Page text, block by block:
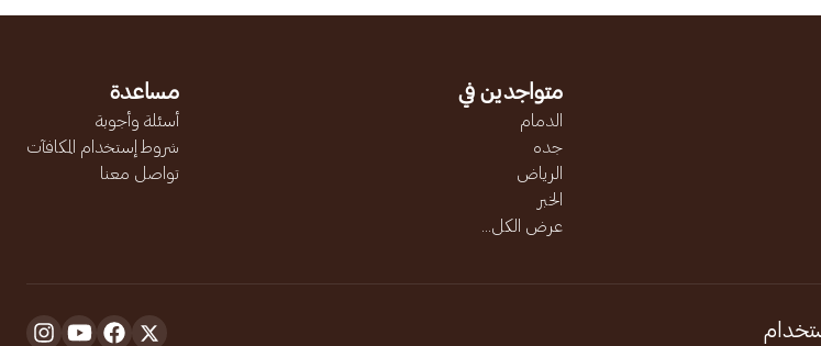
متواجدين في
الدمام
جده
الرياض
الخبر
عرض الكل...
مساعدة
أسئلة وأجوبة
شروط إستخدام المكافآت
تواصل معنا